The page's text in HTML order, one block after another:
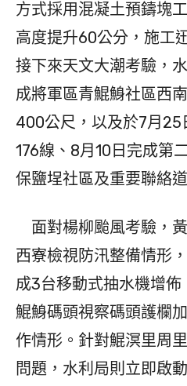
方式採用混凝土預鑄塊
高度提升60公分，施工
接下來天文大潮考驗，
成將軍區青鯤鯓社區西
400公尺，以及於7月25
176線、8月10日完成第
保鹽埕社區及重要聯絡
面對楊柳颱風考驗，
西寮檢視防汛整備情形
成3台移動式抽水機增
鯤鯓碼頭視察碼頭護欄
作情形。針對鯤溟里周
問題，水利局則立即啟